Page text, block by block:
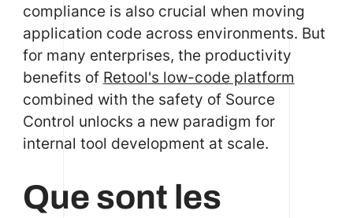
compliance is also crucial when moving
application code across environments. But
for many enterprises, the productivity
benefits of Retool's low-code platform
combined with the safety of Source
Control unlocks a new paradigm for
internal tool development at scale.
Que sont les